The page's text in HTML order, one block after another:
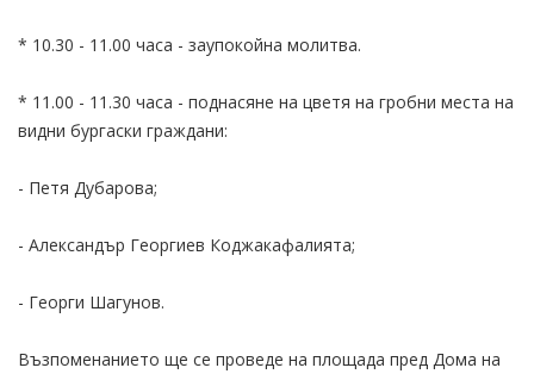
* 10.30 - 11.00 часа - заупокойна молитва.
* 11.00 - 11.30 часа - поднасяне на цветя на гробни места на
видни бургаски граждани:
- Петя Дубарова;
- Александър Георгиев Коджакафалията;
- Георги Шагунов.
Възпоменанието ще се проведе на площада пред Дома на